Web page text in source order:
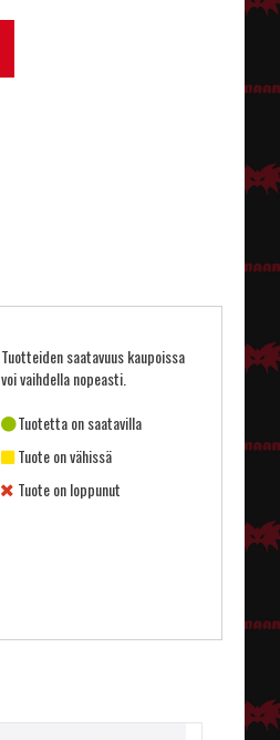
Tuotteiden saatavuus kaupoissa
voi vaihdella nopeasti.
Tuotetta on saatavilla
Tuote on vähissä
Tuote on loppunut